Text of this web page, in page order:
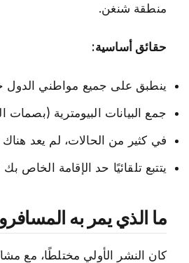
منطقة شنغن.
حقائق أساسية:
ينطبق على جميع مواطني الدول
جمع البيانات البيومترية
في كثير من الحالات، لم يعد
يتتبع تلقائيًا حد الإقامة الخاص بك 90 يومًا ضمن 180 يومًا
ما الذي يمر به
كان النشر الأولي مختلطًا، مع